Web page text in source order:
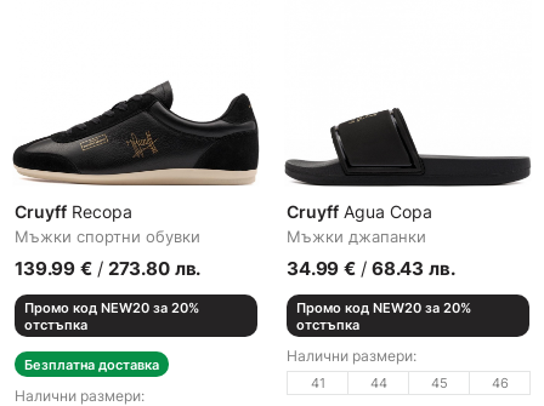
Cruyff Recopa
Мъжки спортни обувки
139.99 € / 273.80 лв.
Промо код NEW20 за 20%
отстъпка
Безплатна доставка
Налични размери:
Cruyff Agua Copa
Мъжки джапанки
34.99 € / 68.43 лв.
Промо код NEW20 за 20%
отстъпка
Налични размери:
41 44 45 46